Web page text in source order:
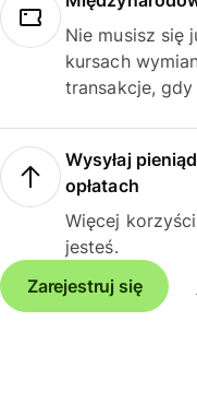
Nie musisz się
kursach
transakcje,
Wysyłaj
opłatach
Więcej
jesteś.
Zarejestruj się